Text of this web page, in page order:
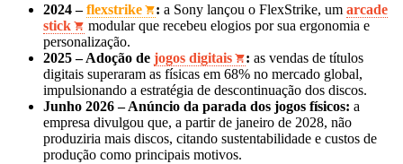
2024 –flexstrike : a Sony lançou o FlexStrike, um arcade
stick
modular que recebeu elogios por sua ergonomia e
personalização.
2025 – Adoção de jogos digitais : as vendas de títulos
digitais superaram as físicas em 68% no mercado global,
impulsionando a estratégia de descontinuação dos discos.
Junho 2026 – Anúncio da parada dos jogos físicos: a
empresa divulgou que, a partir de janeiro de 2028, não
produziria mais discos, citando sustentabilidade e custos de
produção como principais motivos.